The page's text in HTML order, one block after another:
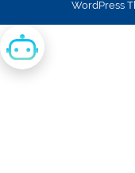
WordPress